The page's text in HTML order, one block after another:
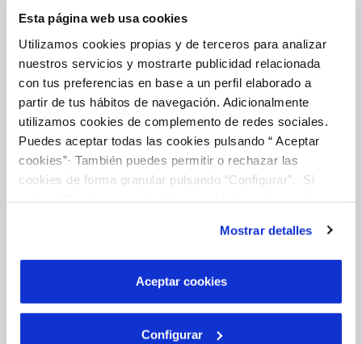
Esta página web usa cookies
Utilizamos cookies propias y de terceros para analizar
nuestros servicios y mostrarte publicidad relacionada
con tus preferencias en base a un perfil elaborado a
partir de tus hábitos de navegación. Adicionalmente
utilizamos cookies de complemento de redes sociales.
Puedes aceptar todas las cookies pulsando “ Aceptar
cookies”· También puedes permitir o rechazar las
cookies de forma granular pulsando “Configurar”. Si
son indispensables para que el sitio web funcione y que
por tanto no se pueden desactivar. Puedes consultar
más información en nuestraPolítica de Cookies
Mostrar detalles
Aceptar cookies
Configurar
Tu Agua
NUESTRO PAPEL EN EL CICLO URBANO
CALIDAD
CUIDADOS DEL AGUA
RED URBANA DE RIEGO
MANTENIMIENTO DE FUENTES PROPIAS